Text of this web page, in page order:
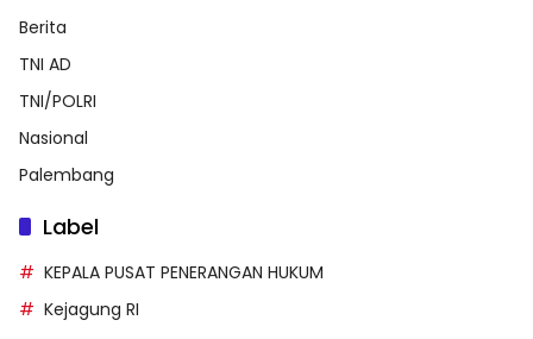
Berita
TNI AD
TNI/POLRI
Nasional
Palembang
Label
KEPALA PUSAT PENERANGAN HUKUM
Kejagung RI